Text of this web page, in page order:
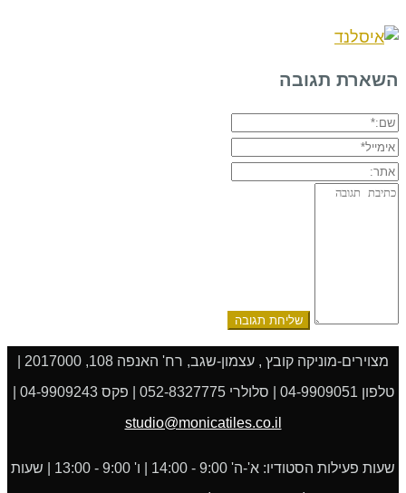
השארת תגובה
שם:*
אימייל*
אתר:
תגובה:
טלפון 04-9909051 | סלולרי 052-8327775 | פקס 04-9909243 |
studio@monicatiles.co.il
שעות פעילות הסטודיו: א'-ה' 9:00 - 14:00 | ו' 9:00 - 13:00 | שעות